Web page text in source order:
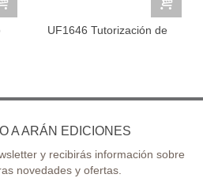
UF1646 Tutorización de
A ARÁN EDICIONES
y recibirás información sobre
novedades y ofertas.